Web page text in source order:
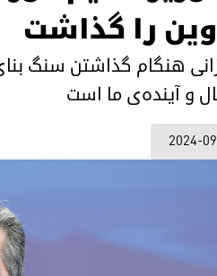
را گذاشت
هنگام گذاشتن سنگ
و آینده‌ی ما است
2024-